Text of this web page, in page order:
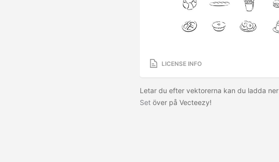
LICENSE INFO
Letar du efter vektorerna kan du ladda ner
Set över på Vecteezy!